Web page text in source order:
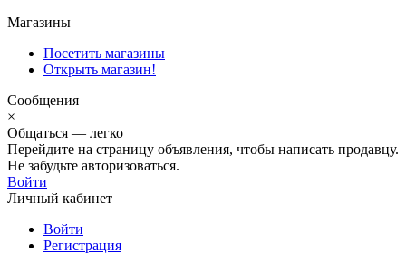
Магазины
Посетить магазины
Открыть магазин!
Сообщения
×
Общаться — легко
Перейдите на страницу объявления, чтобы написать продавцу.
Не забудьте авторизоваться.
Войти
Личный кабинет
Войти
Регистрация